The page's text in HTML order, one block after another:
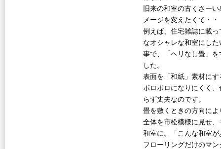
旧来の和室の古くさー
メージを変えたくて・・
例えば、住宅雑誌に載っ
なオシャレな和室にした
事で、「ヘリなし畳」を
した。
表面を「和紙」素材にす
ボロボロになりにくく、
らず丈夫なのです。
畳を敷くときの方向によ
全体を市松模様に見せ、
和室に。「こんな和室が
フローリングだけのマン